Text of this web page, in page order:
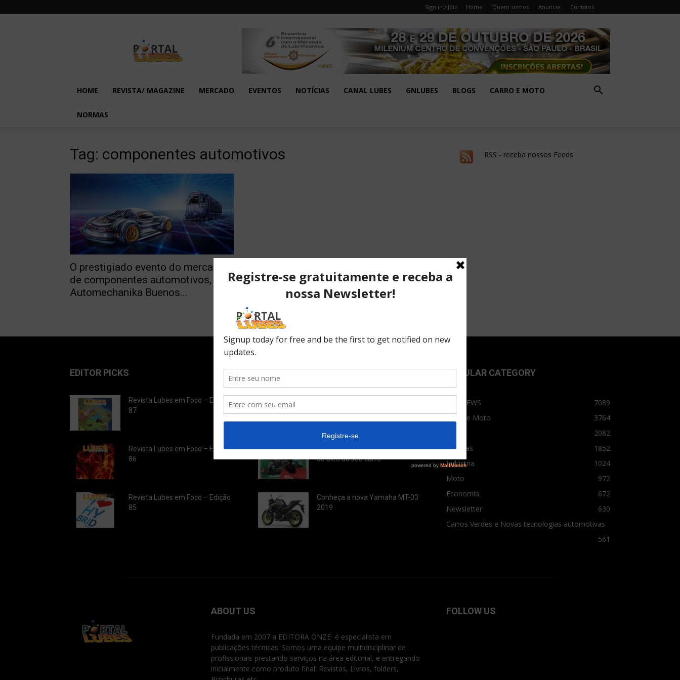
Sign in / Join Home Quem somos Anuncie Contatos
em
Foco
HOME REVISTA/ MAGAZINE MERCADO EVENTOS NOTÍCIAS CANAL LUBES GNLUBES BLOGS CARRO E MOTO
NORMAS
Tag: componentes automotivos
O prestigiado evento do mercado
de componentes automotivos, a
Automechanika Buenos...
RSS - receba nossos Feeds
EDITOR PICKS
Revista Lubes em Foco – Edição
87
Revista Lubes em Foco – Edição
86
Revista Lubes em Foco – Edição
85
POPULAR POSTS
desempenho...
10 causas da queda de pressão
do óleo do seu carro
Conheça a nova Yamaha MT-03
2019
POPULAR CATEGORY
TOPNEWS
7089
Carro e Moto
3764
2082
Notícias
1852
Indústria
1024
Moto
972
Economia
672
Newsletter
630
Carros Verdes e Novas tecnologias automotivas
561
ABOUT US
Fundada em 2007 a EDITORA ONZE é especialista em
publicações técnicas. Somos uma equipe multidisciplinar de
profissionais prestando serviços na área editorial, e entregando
inicialmente como produto final: Revistas, Livros, folders,
FOLLOW US